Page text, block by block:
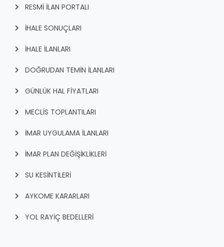
RESMİ İLAN PORTALI
İHALE SONUÇLARI
İHALE İLANLARI
DOĞRUDAN TEMİN İLANLARI
GÜNLÜK HAL FİYATLARI
MECLİS TOPLANTILARI
İMAR UYGULAMA İLANLARI
İMAR PLAN DEĞİŞİKLİKLERİ
SU KESİNTİLERİ
AYKOME KARARLARI
YOL RAYİÇ BEDELLERİ